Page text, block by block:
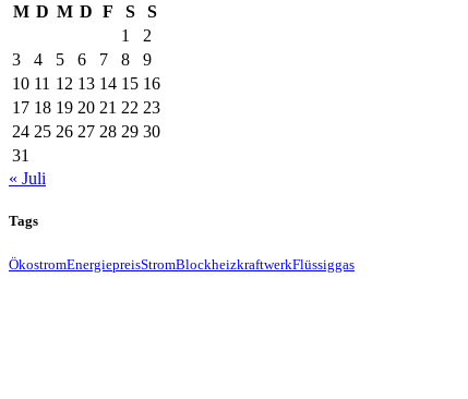
M D M D F S
S
1
2
3
4 5 6 7 8
9
10 11 12 13 14 15 16
17 18 19 20 21 22 23
24 25 26 27 28 29 30
31
« Juli
Tags
ÖkostromEnergiepreisStromBlockheizkraftwerkFlüssiggas